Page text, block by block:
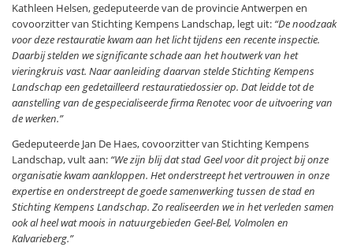
Kathleen Helsen, gedeputeerde van de provincie Antwerpen en
covoorzitter van Stichting Kempens Landschap, legt uit: “De noodzaak
voor deze restauratie kwam aan het licht tijdens een recente inspectie.
Daarbij stelden we significante schade aan het houtwerk van het
vieringkruis vast. Naar aanleiding daarvan stelde Stichting Kempens
Landschap een gedetailleerd restauratiedossier op. Dat leidde tot de
aanstelling van de gespecialiseerde firma Renotec voor de uitvoering van
de werken.”
Gedeputeerde Jan De Haes, covoorzitter van Stichting Kempens
Landschap, vult aan: “We zijn blij dat stad Geel voor dit project bij onze
organisatie kwam aankloppen. Het onderstreept het vertrouwen in onze
expertise en onderstreept de goede samenwerking tussen de stad en
Stichting Kempens Landschap. Zo realiseerden we in het verleden samen
ook al heel wat moois in natuurgebieden Geel-Bel, Volmolen en
Kalvarieberg.”